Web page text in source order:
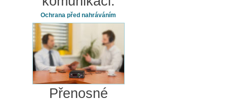
Ochrana před nahráváním
Přenosné